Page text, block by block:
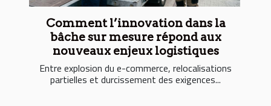
Comment l’innovation dans la
bâche sur mesure répond aux
nouveaux enjeux logistiques
Entre explosion du e-commerce, relocalisations
partielles et durcissement des exigences...